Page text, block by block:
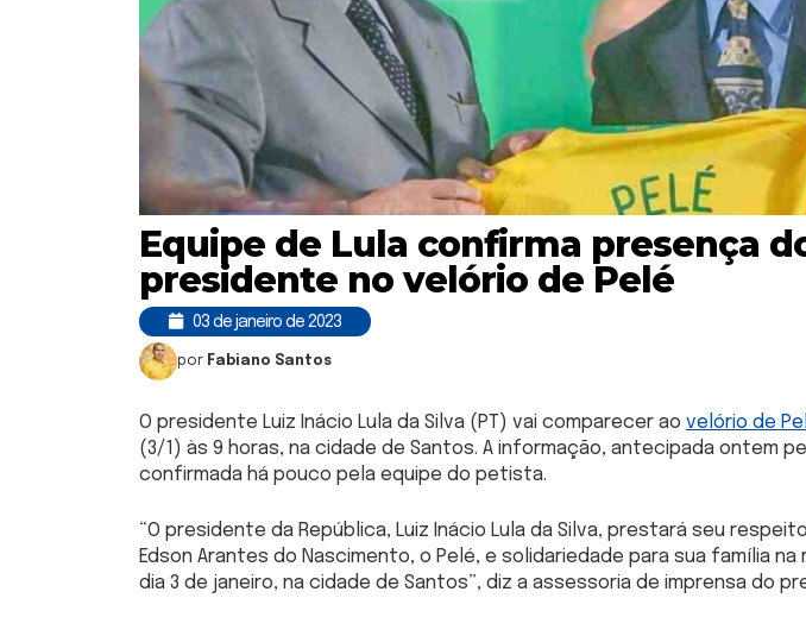
Equipe de Lula confirma presença
presidente no velório de Pelé
03 de janeiro de 2023
por Fabiano Santos
O presidente Luiz Inácio Lula da Silva (PT) vai comparecer ao velório de
(3/1) às 9 horas, na cidade de Santos. A informação, antecipada ontem
confirmada há pouco pela equipe do petista.
“O presidente da República, Luiz Inácio Lula da Silva, prestará seu
Edson Arantes do Nascimento, o Pelé, e solidariedade para sua família
dia 3 de janeiro, na cidade de Santos”, diz a assessoria de imprensa do